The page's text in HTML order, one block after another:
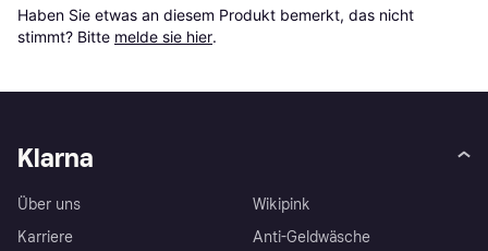
Haben Sie etwas an diesem Produkt bemerkt, das nicht
stimmt? Bitte melde sie hier.
Klarna
Über uns
Karriere
Wikipink
Anti-Geldwäsche